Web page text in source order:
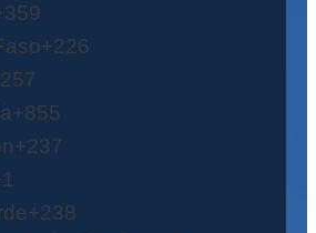
+226
+855
+237
+238